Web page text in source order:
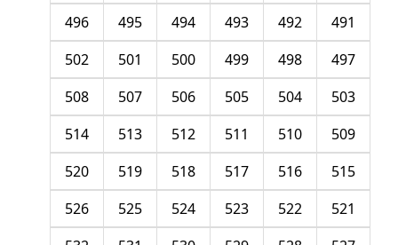
491
492
493
494
495
496
497
498
499
500
501
502
503
504
505
506
507
508
509
510
511
512
513
514
515
516
517
518
519
520
521
522
523
524
525
526